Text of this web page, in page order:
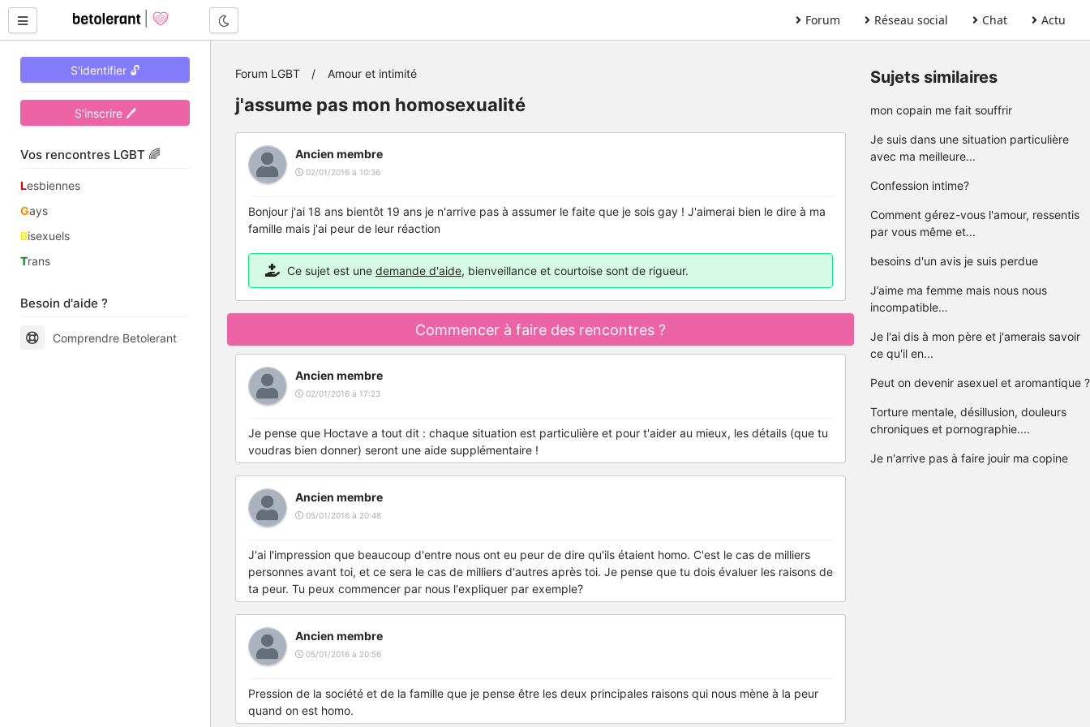
Forum Réseau social Chat Actu
S'identifier 🔓
S'inscrire 🖊
Vos rencontres LGBT 🌈
Lesbiennes
Gays
Bisexuels
Trans
Besoin d'aide ?
Comprendre Betolerant
Forum LGBT Amour et intimité
j'assume pas mon homosexualité
Ancien membre
02/01/2016 à 10:36
Bonjour j'ai 18 ans bientôt 19 ans je n'arrive pas à assumer le faite que je sois gay ! J'aimerai bien le dire à ma
famille mais j'ai peur de leur réaction
Ce sujet est une demande d'aide, bienveillance et courtoise sont de rigueur.
Commencer à faire des rencontres ?
Ancien membre
02/01/2016 à 17:23
Je pense que Hoctave a tout dit : chaque situation est particulière et pour t'aider au mieux, les détails (que tu
voudras bien donner) seront une aide supplémentaire !
Ancien membre
05/01/2016 à 20:48
J'ai l'impression que beaucoup d'entre nous ont eu peur de dire qu'ils étaient homo. C'est le cas de milliers
personnes avant toi, et ce sera le cas de milliers d'autres après toi. Je pense que tu dois évaluer les raisons de
ta peur. Tu peux commencer par nous l'expliquer par exemple?
Ancien membre
05/01/2016 à 20:56
Pression de la société et de la famille que je pense être les deux principales raisons qui nous mène à la peur
quand on est homo.
Sujets similaires
mon copain me fait souffrir
Je suis dans une situation particulière
avec ma meilleure...
Confession intime?
Comment gérez-vous l'amour, ressentis
par vous même et...
besoins d'un avis je suis perdue
J’aime ma femme mais nous nous
incompatible…
Je l'ai dis à mon père et j'amerais savoir
ce qu'il en...
Peut on devenir asexuel et aromantique ?
Torture mentale, désillusion, douleurs
chroniques et pornographie....
Je n'arrive pas à faire jouir ma copine